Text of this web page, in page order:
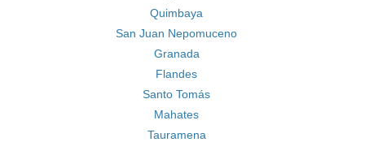
Quimbaya
San Juan Nepomuceno
Granada
Flandes
Santo Tomás
Mahates
Tauramena